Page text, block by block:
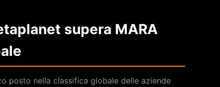
supera MARA
posto nella classifica globale delle aziende